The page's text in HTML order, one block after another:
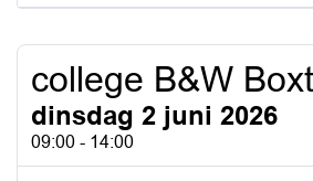
college B&W
dinsdag 2 juni 2026
09:00 - 14:00